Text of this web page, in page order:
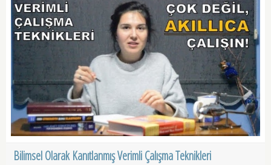
Bilimsel Olarak Kanıtlanmış Verimli Çalışma Teknikleri